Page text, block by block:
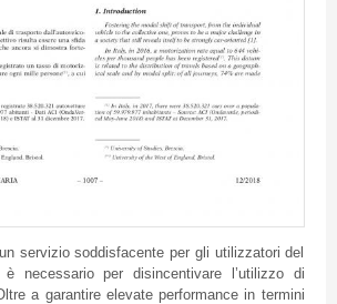
servizio soddisfacente per gli utilizzatori del
è necessario per disincentivare l’utilizzo di
a garantire elevate performance in termini